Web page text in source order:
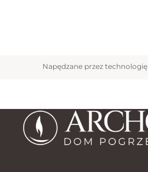
Napędzane przez technologię